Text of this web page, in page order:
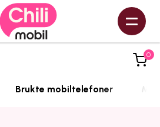
0
Brukte mobiltelefoner